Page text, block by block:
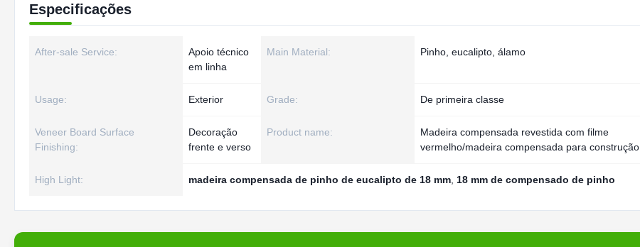
Especificações
After-sale Service:
Apoio técnico
em linha
Main Material: Pinho, eucalipto, álamo
Usage: Exterior Grade: De primeira classe
Veneer Board Surface
Finishing:
Decoração
frente e verso
Product name:
Madeira compensada revestida com filme
vermelho/madeira compensada para construção
High Light: madeira compensada de pinho de eucalipto de 18 mm 18 mm de compensado de pinho